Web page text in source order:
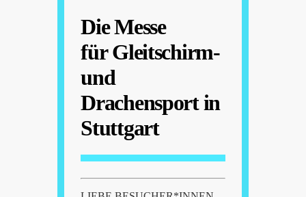
Die Messe
für Gleitschirm-
und
Drachensport in
Stuttgart